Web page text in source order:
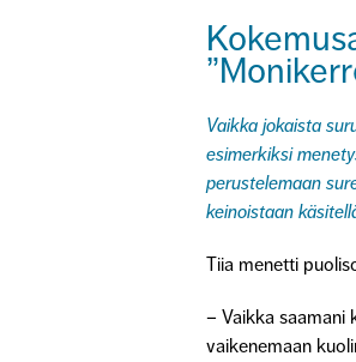
Vaikka jokaista
esimerkiksi
perustelemaan
keinoistaan
Tiia menetti
– Vaikka saamani
vaikenemaan